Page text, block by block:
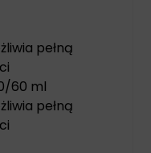
pełną
60 ml
pełną